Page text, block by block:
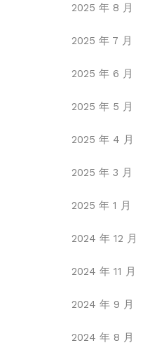
2025 年 8 月
2025 年 7 月
2025 年 6 月
2025 年 5 月
2025 年 4 月
2025 年 3 月
2025 年 1 月
2024 年 12 月
2024 年 11 月
2024 年 9 月
2024 年 8 月